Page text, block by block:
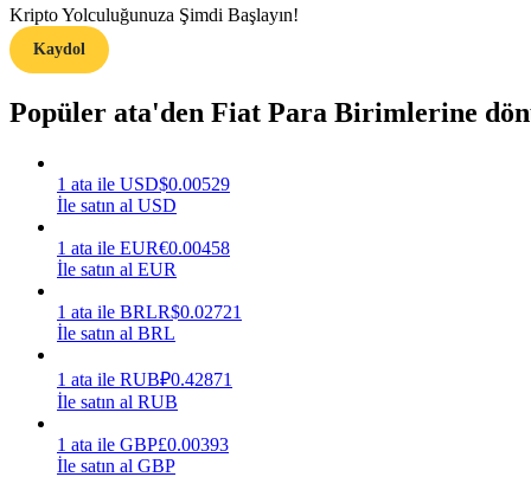
Rehber
Ticaret stratejileri
Nasıl kârlı kalabileceğinizi öğrenin
Kripto Yolculuğunuza Şimdi Başlayın!
Kaydol
Popüler ata'den Fiat Para Birimlerine
1 ata ile USD$0.00529
İle satın al USD
1 ata ile EUR€0.00458
İle satın al EUR
1 ata ile BRLR$0.02721
İle satın al BRL
1 ata ile RUB₽0.42871
İle satın al RUB
1 ata ile GBP£0.00393
İle satın al GBP